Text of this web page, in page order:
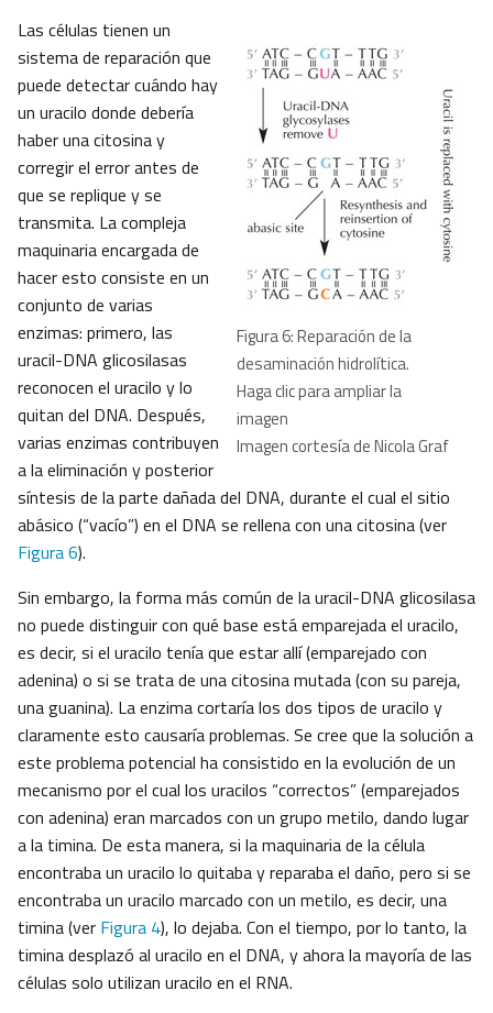
Figura 6: Reparación de la
desaminación hidrolítica.
Haga clic para ampliar la
imagen
Imagen cortesía de Nicola Graf
Las células tienen un
sistema de reparación que
puede detectar cuándo hay
un uracilo donde debería
haber una citosina y
corregir el error antes de
que se replique y se
transmita. La compleja
maquinaria encargada de
hacer esto consiste en un
conjunto de varias
enzimas: primero, las
uracil-DNA glicosilasas
reconocen el uracilo y lo
quitan del DNA. Después,
varias enzimas contribuyen
a la eliminación y posterior
síntesis de la parte dañada del DNA, durante el cual el sitio
abásico (“vacío”) en el DNA se rellena con una citosina (ver
Figura 6).
Sin embargo, la forma más común de la uracil-DNA glicosilasa
no puede distinguir con qué base está emparejada el uracilo,
es decir, si el uracilo tenía que estar allí (emparejado con
adenina) o si se trata de una citosina mutada (con su pareja,
una guanina). La enzima cortaría los dos tipos de uracilo y
claramente esto causaría problemas. Se cree que la solución a
este problema potencial ha consistido en la evolución de un
mecanismo por el cual los uracilos “correctos” (emparejados
con adenina) eran marcados con un grupo metilo, dando lugar
a la timina. De esta manera, si la maquinaria de la célula
encontraba un uracilo lo quitaba y reparaba el daño, pero si se
encontraba un uracilo marcado con un metilo, es decir, una
timina (ver Figura 4), lo dejaba. Con el tiempo, por lo tanto, la
timina desplazó al uracilo en el DNA, y ahora la mayoría de las
células solo utilizan uracilo en el RNA.